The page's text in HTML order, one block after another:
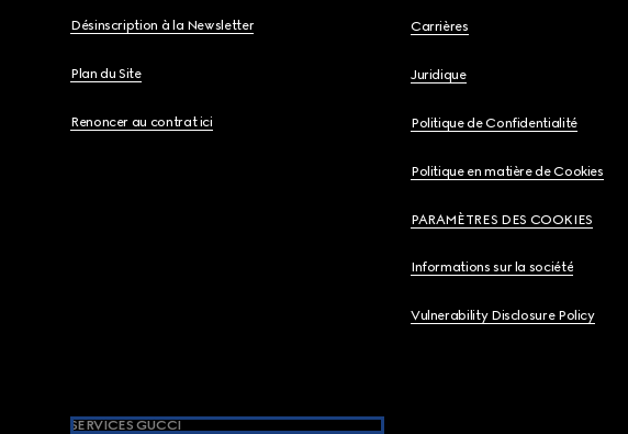
Désinscription à la Newsletter
Plan du Site
Renoncer au contrat ici
Carrières
Juridique
Politique de Confidentialité
Politique en matière de Cookies
PARAMÈTRES DES COOKIES
Informations sur la société
Vulnerability Disclosure Policy
SERVICES GUCCI